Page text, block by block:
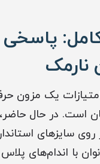
پاسخی
نارمک
یک مزون
است. در حال حاضر،
روی سایزهای
با اندام‌های